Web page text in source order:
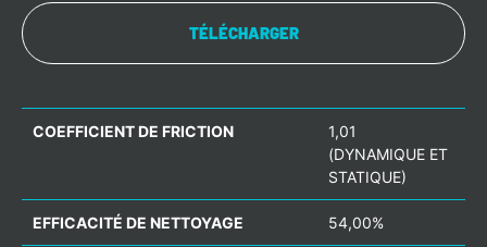
TÉLÉCHARGER
COEFFICIENT DE FRICTION
1,01
(DYNAMIQUE ET
STATIQUE)
EFFICACITÉ DE NETTOYAGE 54,00%